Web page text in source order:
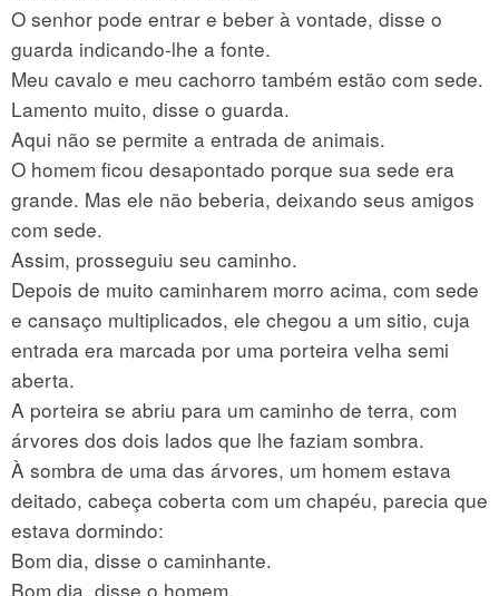
O senhor pode entrar e beber à vontade, disse o
guarda indicando-lhe a fonte.
Meu cavalo e meu cachorro também estão com sede.
Lamento muito, disse o guarda.
Aqui não se permite a entrada de animais.
O homem ficou desapontado porque sua sede era
grande. Mas ele não beberia, deixando seus amigos
com sede.
Assim, prosseguiu seu caminho.
Depois de muito caminharem morro acima, com sede
e cansaço multiplicados, ele chegou a um sitio, cuja
entrada era marcada por uma porteira velha semi
aberta.
A porteira se abriu para um caminho de terra, com
árvores dos dois lados que lhe faziam sombra.
À sombra de uma das árvores, um homem estava
deitado, cabeça coberta com um chapéu, parecia que
estava dormindo:
Bom dia, disse o caminhante.
Bom dia, disse o homem.